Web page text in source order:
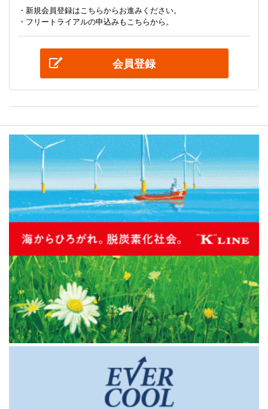
・新規会員登録はこちらからお進みください。
・フリートライアルの申込みもこちらから。
会員登録